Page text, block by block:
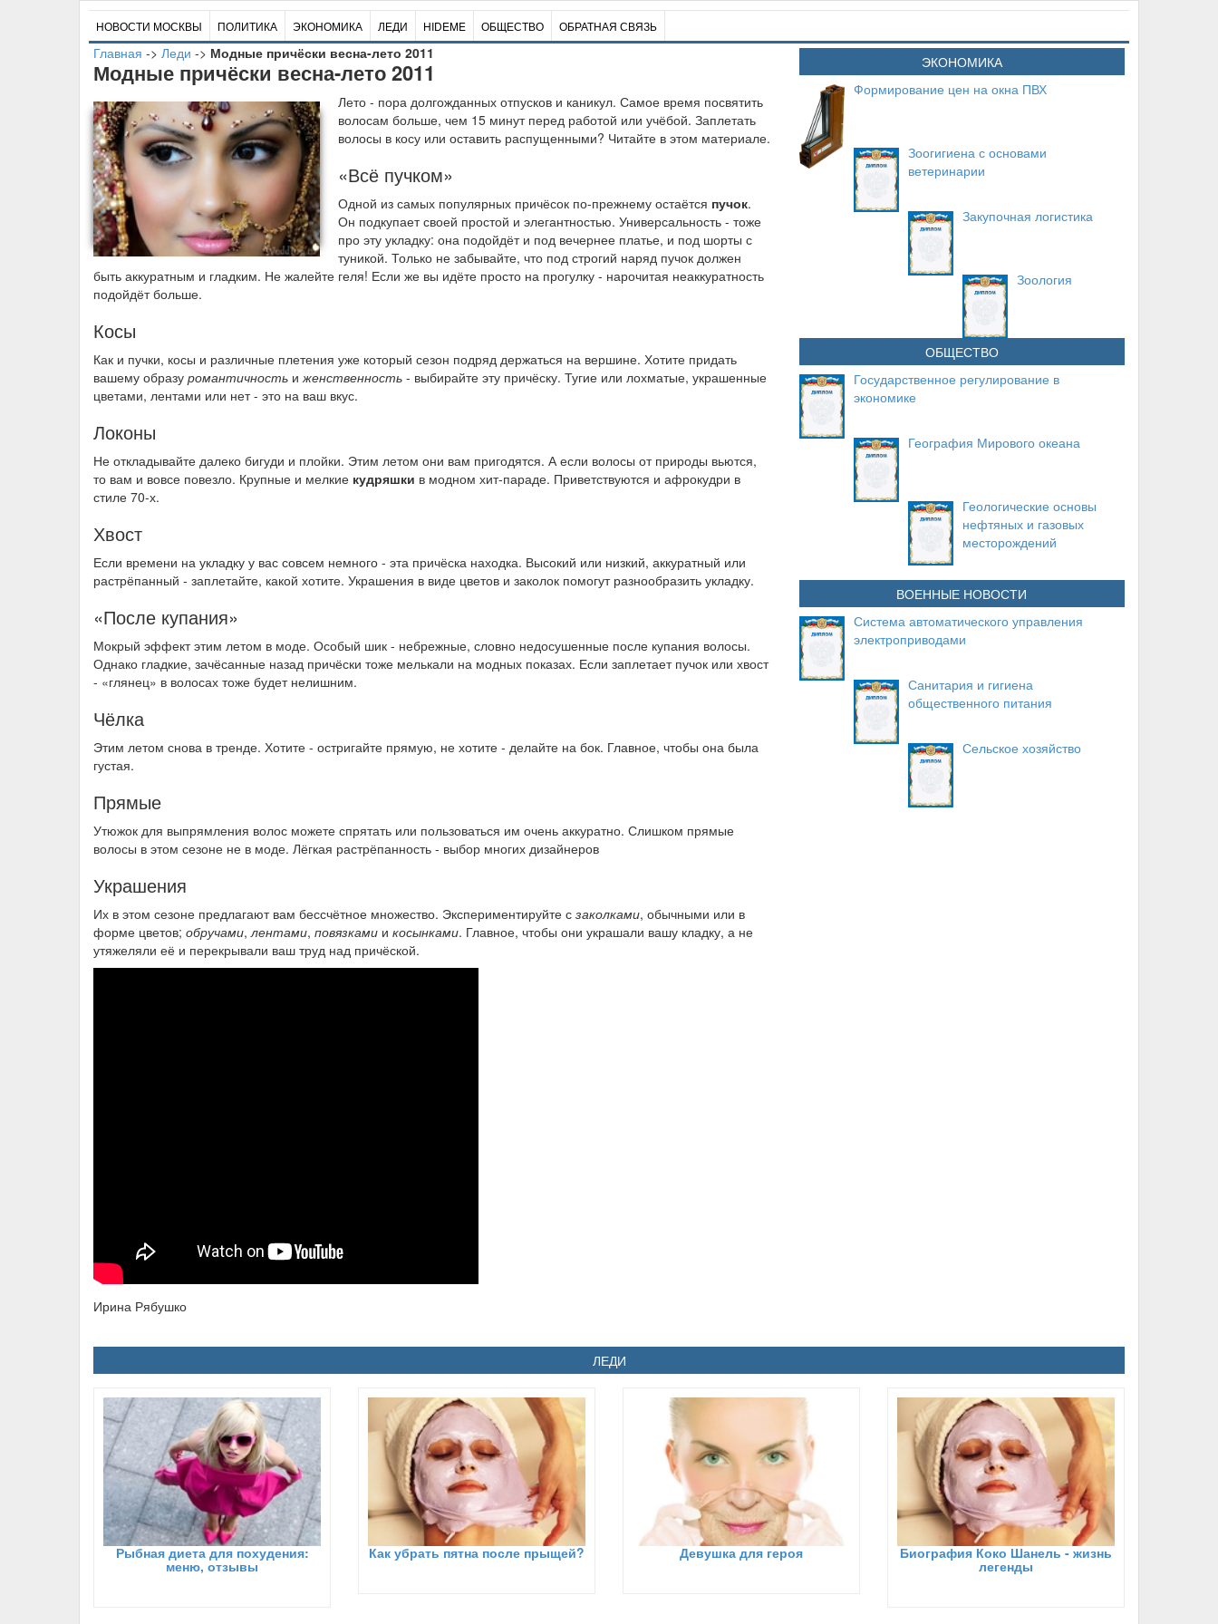
НОВОСТИ МОСКВЫ ПОЛИТИКА ЭКОНОМИКА ЛЕДИ HIDEME ОБЩЕСТВО ОБРАТНАЯ СВЯЗЬ
Главная -> Леди -> Модные причёски весна-лето 2011
Модные причёски весна-лето 2011
Лето - пора долгожданных отпусков и каникул. Самое время посвятить
волосам больше, чем 15 минут перед работой или учёбой. Заплетать
волосы в косу или оставить распущенными? Читайте в этом материале.
«Всё пучком»
Одной из самых популярных причёсок по-прежнему остаётся пучок.
Он подкупает своей простой и элегантностью. Универсальность - тоже
про эту укладку: она подойдёт и под вечернее платье, и под шорты с
туникой. Только не забывайте, что под строгий наряд пучок должен
быть аккуратным и гладким. Не жалейте геля! Если же вы идёте просто на прогулку - нарочитая неаккуратность
подойдёт больше.
Косы
Как и пучки, косы и различные плетения уже который сезон подряд держаться на вершине. Хотите придать
вашему образу романтичность иженственность - выбирайте эту причёску. Тугие или лохматые, украшенные
цветами, лентами или нет - это на ваш вкус.
Локоны
Не откладывайте далеко бигуди и плойки. Этим летом они вам пригодятся. А если волосы от природы вьются,
то вам и вовсе повезло. Крупные и мелкие кудряшки в модном хит-параде. Приветствуются и афрокудри в
стиле 70-х.
Хвост
Если времени на укладку у вас совсем немного - эта причёска находка. Высокий или низкий, аккуратный или
растрёпанный - заплетайте, какой хотите. Украшения в виде цветов и заколок помогут разнообразить укладку.
«После купания»
Мокрый эффект этим летом в моде. Особый шик - небрежные, словно недосушенные после купания волосы.
Однако гладкие, зачёсанные назад причёски тоже мелькали на модных показах. Если заплетает пучок или хвост
- «глянец» в волосах тоже будет нелишним.
Чёлка
Этим летом снова в тренде. Хотите - остригайте прямую, не хотите - делайте на бок. Главное, чтобы она была
густая.
Прямые
Утюжок для выпрямления волос можете спрятать или пользоваться им очень аккуратно. Слишком прямые
волосы в этом сезоне не в моде. Лёгкая растрёпанность - выбор многих дизайнеров
Украшения
Их в этом сезоне предлагают вам бессчётное множество. Экспериментируйте с заколками, обычными или в
форме цветов; обручами,лентами, повязками и косынками. Главное, чтобы они украшали вашу кладку, а не
утяжеляли её и перекрывали ваш труд над причёской.
Ирина Рябушко
ЭКОНОМИКА
Формирование цен на окна ПВХ
Зоогигиена с основами
ветеринарии
Закупочная логистика
Зоология
ОБЩЕСТВО
Государственное регулирование в
экономике
География Мирового океана
Геологические основы
нефтяных и газовых
месторождений
ВОЕННЫЕ НОВОСТИ
Система автоматического управления
электроприводами
Санитария и гигиена
общественного питания
Сельское хозяйство
ЛЕДИ
Рыбная диета для похудения:
меню, отзывы
Как убрать пятна после прыщей? Девушка для героя Биография Коко Шанель - жизнь
легенды